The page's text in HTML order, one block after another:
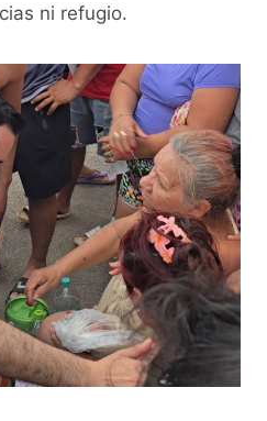
ni refugio.